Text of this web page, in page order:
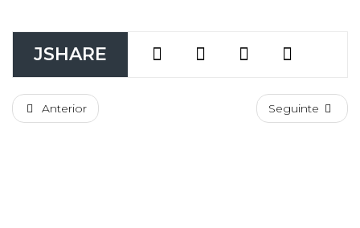
JSHARE
Anterior Seguinte